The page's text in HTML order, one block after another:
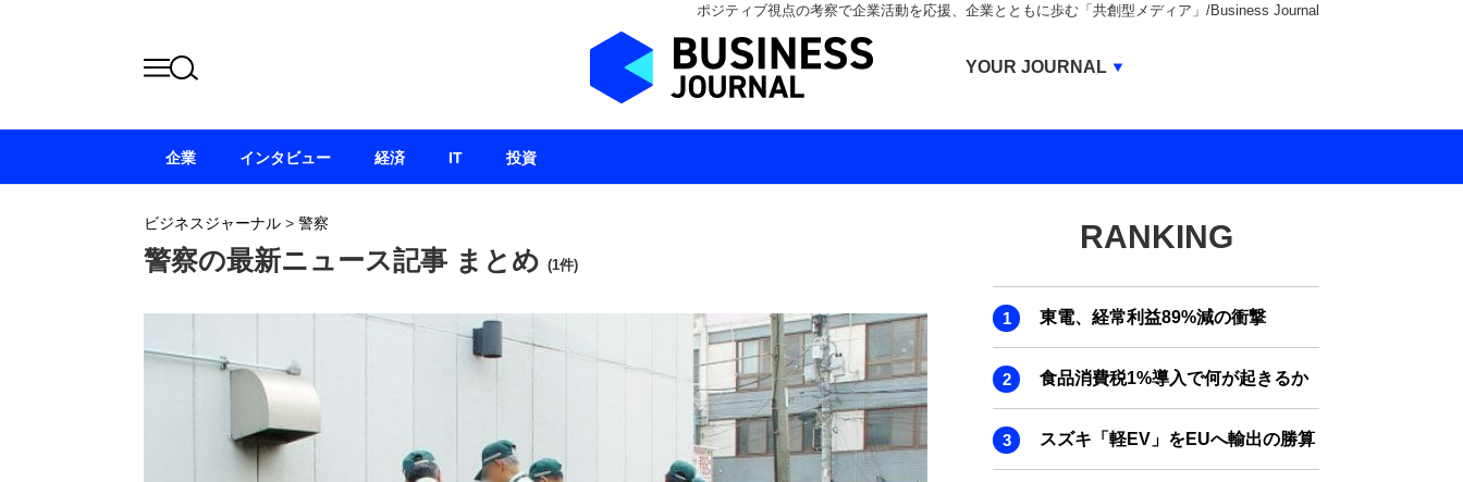
ポジティブ視点の考察で企業活動を応援、企業とともに歩む「共創型メディア」/Business Journal
ビジネスジャーナル > 警察
警察の最新ニュース記事 まとめ (1件)
RANKING
東電、経常利益89%減の衝撃
食品消費税1%導入で何が起きるか
スズキ「軽EV」をEUへ輸出の勝算
企業 インタビュー 経済 IT 投資
YOUR JOURNAL
BUSINESS JOURNAL
IVS JOURNAL
ENERGY MANAGEMENT JOURNAL
INBOUND JOURNAL
LIFE ENDING JOURNAL
AI JOURNAL
REAL ESTATE BROKERAGE JOURNAL